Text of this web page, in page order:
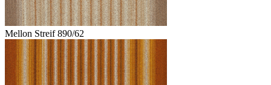
Mellon Streif 890/62